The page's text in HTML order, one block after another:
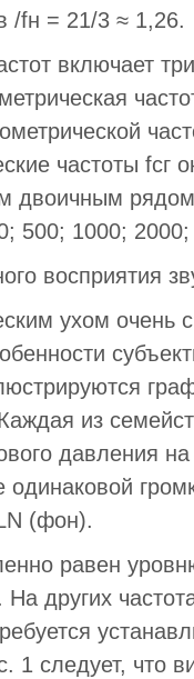
/fн = 21/3 ≈ 1,26.
включает
частоты fсг
двоичным
500; 1000;
восприятия
ухом очень
из
давления
одинаковой
(фон).
равен
других
1 следует, что